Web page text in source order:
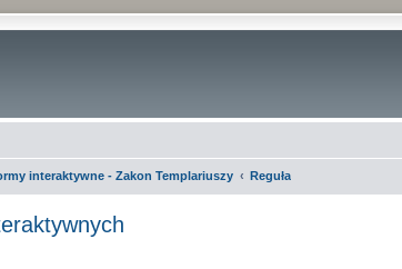
interaktywne - Zakon Templariuszy Reguła